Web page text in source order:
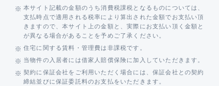
本サイト記載の金額のうち消費税課税となるものについては、
支払時点で適用される税率により算出された金額でお支払い頂
きますので、本サイト上の金額と、実際にお支払い頂く金額と
が異なる場合があることを予めご了承ください。
住宅に関する賃料・管理費は非課税です。
当物件の入居者には借家人賠償保険に加入していただきます。
契約に保証会社をご利用いただく場合には、保証会社との契約
締結並びに保証委託料のお支払をいただきます。